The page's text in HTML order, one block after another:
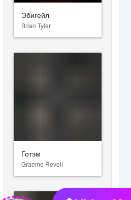
Эбигейл
Brian Tyler
Готэм
Graeme Revell